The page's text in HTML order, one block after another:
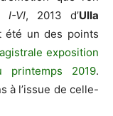
I-VI, 2013 d’Ulla
été un des points
exposition
printemps 2019.
à l’issue de celle-